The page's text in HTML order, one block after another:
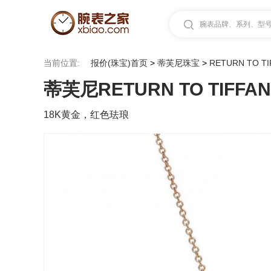
腕表品牌、系列、型
当前位置: 报价(珠宝)首页 > 蒂芙尼珠宝 > RETURN TO
蒂芙尼RETURN TO
18K黄金，红色珐琅